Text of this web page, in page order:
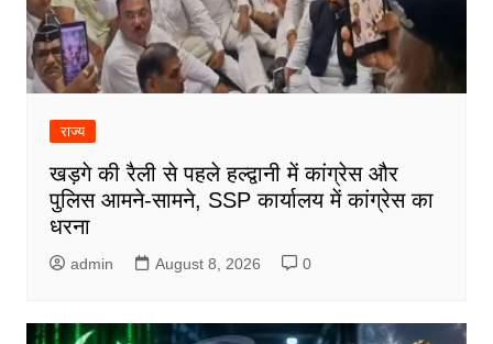
राज्य
खड़गे की रैली से पहले हल्द्वानी में कांग्रेस और
पुलिस आमने-सामने, SSP कार्यालय में कांग्रेस का
धरना
admin August 8, 2026 0